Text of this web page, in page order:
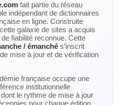
fait partie du réseau
indépendant de dictionnaires
en ligne. Construite
galaxie de sites a acquis
fiabilité reconnue. Cette
/ émanché s’inscrit
mise à jour et de vérification
française occupe une
institutionnelle
le rythme de mise à jour
pour chaque édition.